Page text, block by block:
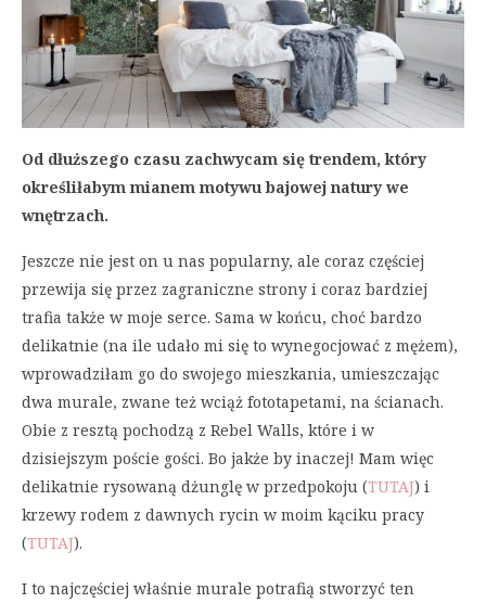
Od dłuższego czasu zachwycam się trendem, który
określiłabym mianem motywu bajowej natury we
wnętrzach.
Jeszcze nie jest on u nas popularny, ale coraz częściej
przewija się przez zagraniczne strony i coraz bardziej
trafia także w moje serce. Sama w końcu, choć bardzo
delikatnie (na ile udało mi się to wynegocjować z mężem),
wprowadziłam go do swojego mieszkania, umieszczając
dwa murale, zwane też wciąż fototapetami, na ścianach.
Obie z resztą pochodzą z Rebel Walls, które i w
dzisiejszym poście gości. Bo jakże by inaczej! Mam więc
delikatnie rysowaną dżunglę w przedpokoju (TUTAJ) i
krzewy rodem z dawnych rycin w moim kąciku pracy
(TUTAJ).
I to najczęściej właśnie murale potrafią stworzyć ten